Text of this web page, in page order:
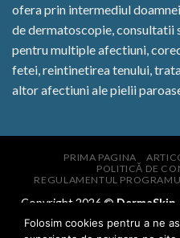
ofera prin intermediul
de dermatoscopie,
pentru multiple afectiuni,
fetei, reintinetirea tenului,
altor afectiuni ale pielii
PRIMA PAGINA
POLITICĂ DE
REGULAMENTUL
Copyright 2026 ©
Timisoara, Romania -
Folosim cookies pentru a ne